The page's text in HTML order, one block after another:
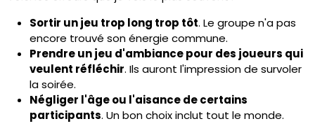
Sortir un jeu trop long trop tôt. Le groupe n'a pas
encore trouvé son énergie commune.
Prendre un jeu d'ambiance pour des joueurs qui
veulent réfléchir. Ils auront l'impression de survoler
la soirée.
Négliger l'âge ou l'aisance de certains
participants. Un bon choix inclut tout le monde.